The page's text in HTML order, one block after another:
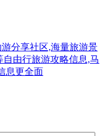
分享社区,海量旅游景
由行旅游攻略信息,马
息更全面